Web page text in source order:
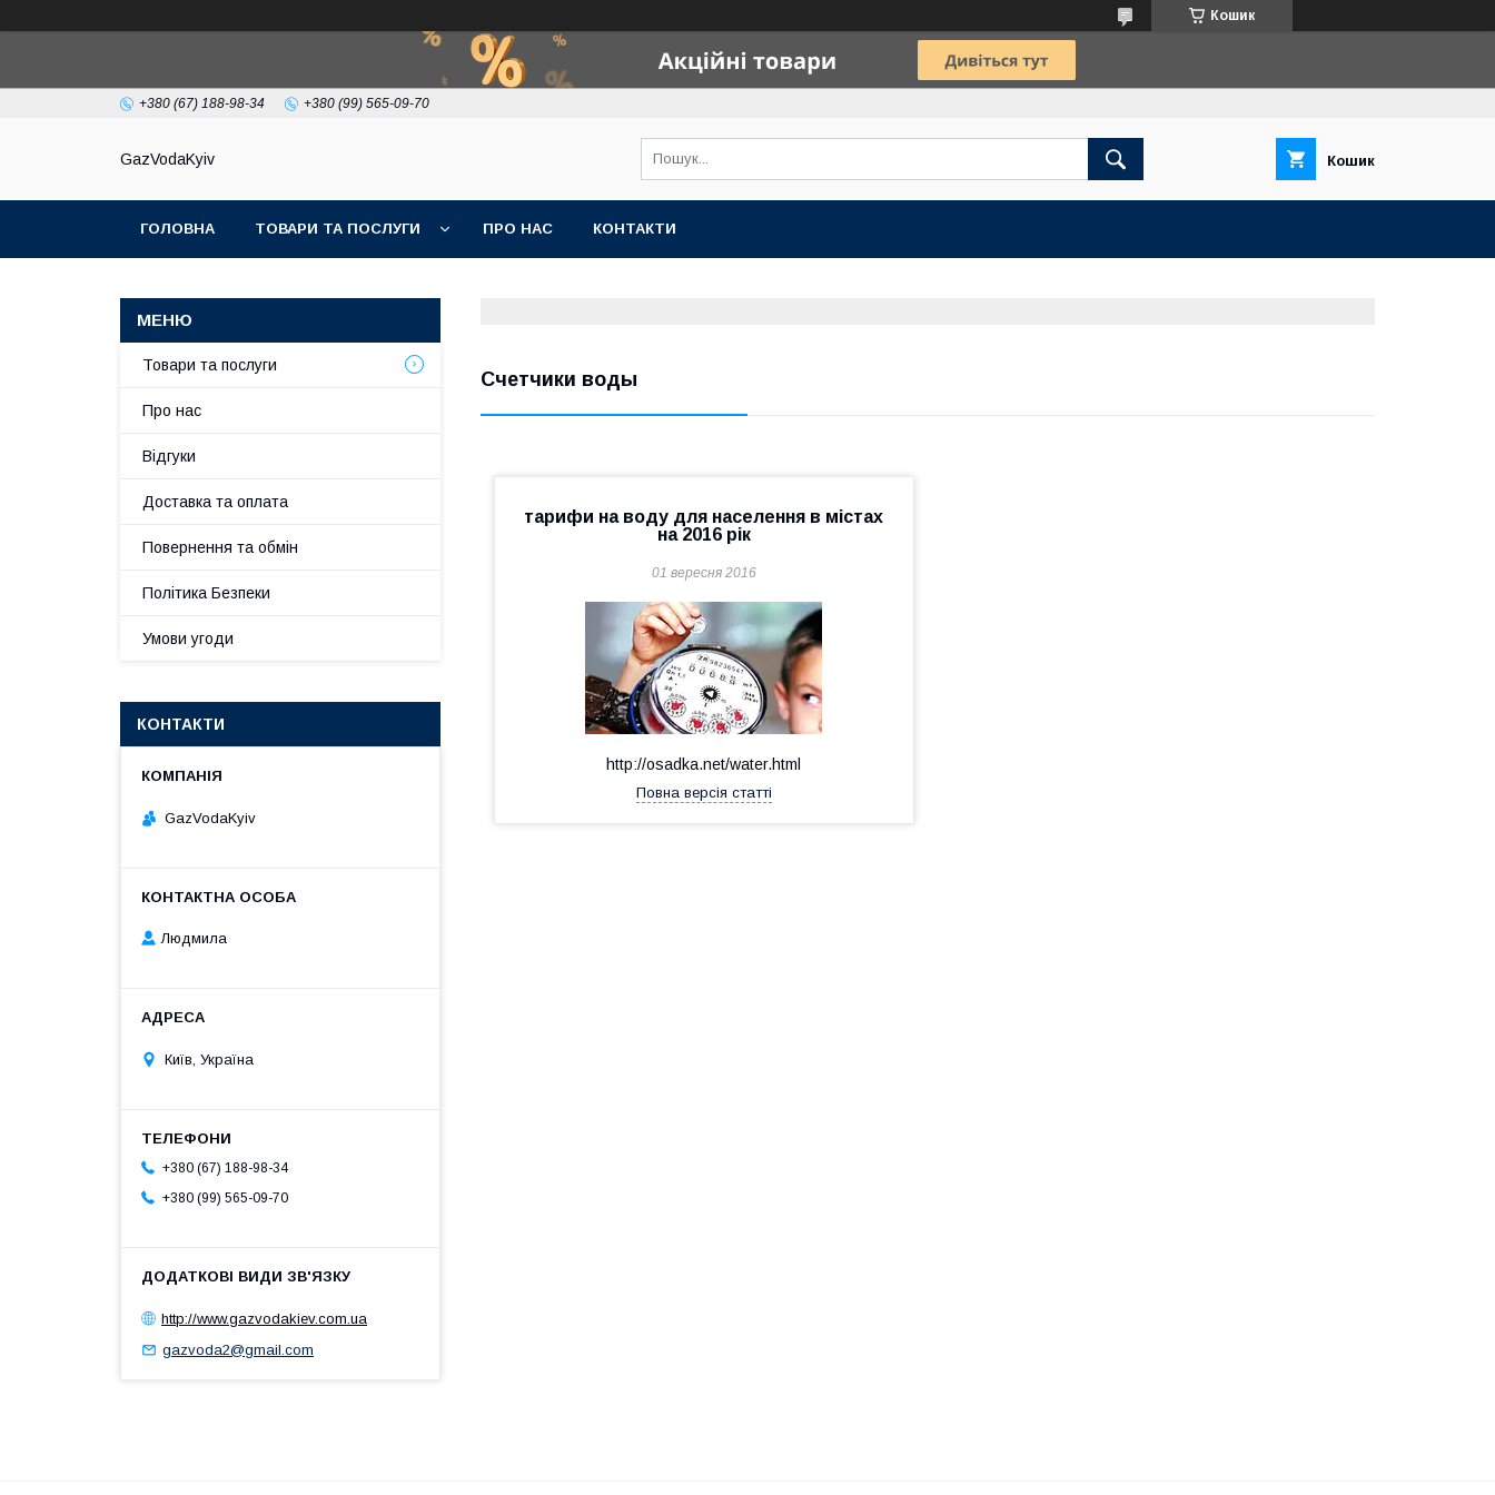
Кошик
+380 (67) 188-98-34 +380 (99) 565-09-70
GazVodaKyiv Кошик
ГОЛОВНА ТОВАРИ ТА ПОСЛУГИ ПРО НАС КОНТАКТИ
Счетчики воды
тарифи на воду для населення в містах
на 2016 рік
01 вересня 2016
http://osadka.net/water.html
Повна версія статті
Товари та послуги
Про нас
Відгуки
Доставка та оплата
Повернення та обмін
Політика Безпеки
Умови угоди
КОНТАКТИ
GazVodaKyiv
Людмила
Київ, Україна
+380 (67) 188-98-34
+380 (99) 565-09-70
http://www.gazvodakiev.com.ua
gazvoda2@gmail.com